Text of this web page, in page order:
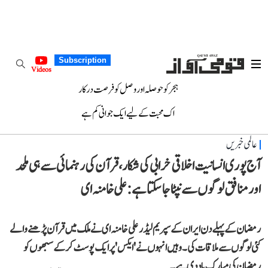
Subscription
Videos
ہجر کو حوصلہ اور وصل کو فرصت درکار
اک محبت کے لیے ایک جوانی کم ہے
عالمی خبریں
آج پوری انسانیت اخلاقی خرابی کی شکار، قرآن کی رہنمائی سے ہی ملحد
اور منافق لوگوں سے نپٹا جا سکتا ہے:علی خامنہ ای
رمضان کے پہلے دن ایران کے سپریم لیڈر علی خامنہ ای نے ملک میں قرآن پڑھنے والے
کئی لوگوں سے ملاقات کی۔ وہیں انہوں نے 'ایکس' پر ایک پوسٹ کرکے سبھوں کو